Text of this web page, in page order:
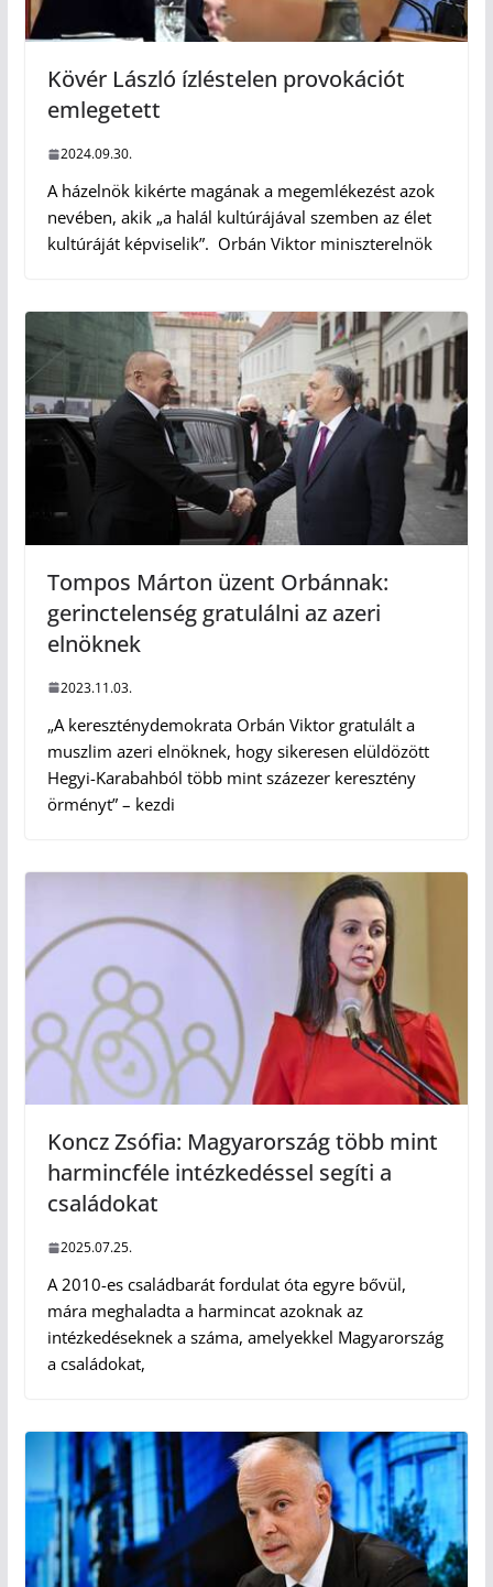
Kövér László ízléstelen provokációt
emlegetett
2024.09.30.
A házelnök kikérte magának a megemlékezést azok
nevében, akik „a halál kultúrájával szemben az élet
kultúráját képviselik”. Orbán Viktor miniszterelnök
Tompos Márton üzent Orbánnak:
gerinctelenség gratulálni az azeri
elnöknek
2023.11.03.
„A kereszténydemokrata Orbán Viktor gratulált a
muszlim azeri elnöknek, hogy sikeresen elüldözött
Hegyi-Karabahból több mint százezer keresztény
örményt” – kezdi
Koncz Zsófia: Magyarország több mint
harmincféle intézkedéssel segíti a
családokat
2025.07.25.
A 2010-es családbarát fordulat óta egyre bővül,
mára meghaladta a harmincat azoknak az
intézkedéseknek a száma, amelyekkel Magyarország
a családokat,